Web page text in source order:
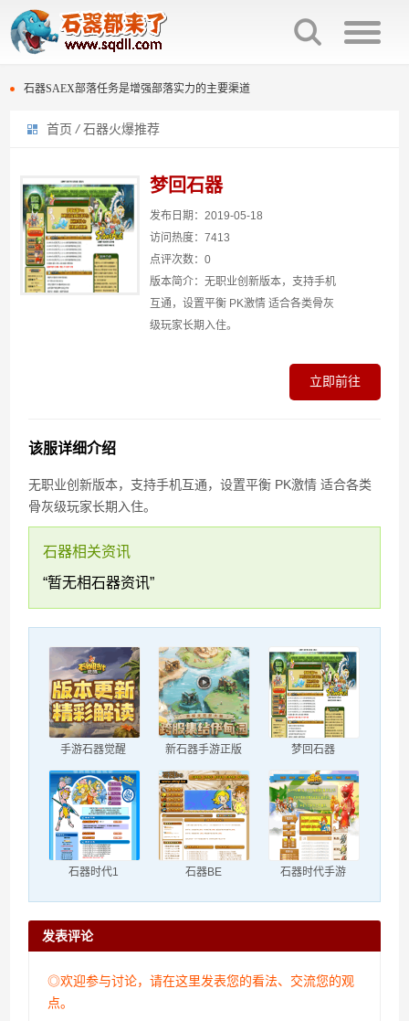
石器时代种族互克机制介绍
石器SAEX部落任务是增强部落实力的主要渠道
百战石器宠物交易回炉次数保留。
石器时代复刻版多套配点“灵活变通”
石器时代光环宠物排名效果
石器时代300分换普金图腾还是熬金神？
石器时代种族互克机制介绍
百战石器宠物交易回炉次数保留。
石器时代庄园族战击杀榜规则与奖励
石器时代复刻版多套配点“灵活变通”
石器时代光环宠物排名效果
首页 / 石器火爆推荐
梦回石器
发布日期：2019-05-18
访问热度：7413
点评次数：0
版本简介：无职业创新版本，支持手机
互通，设置平衡 PK激情 适合各类骨灰
级玩家长期入住。
立即前往
该服详细介绍
无职业创新版本，支持手机互通，设置平衡 PK激情 适合各类
骨灰级玩家长期入住。
石器相关资讯
“暂无相石器资讯”
手游石器觉醒 新石器手游正版 梦回石器
石器时代1 石器BE 石器时代手游
发表评论
◎欢迎参与讨论，请在这里发表您的看法、交流您的观
点。